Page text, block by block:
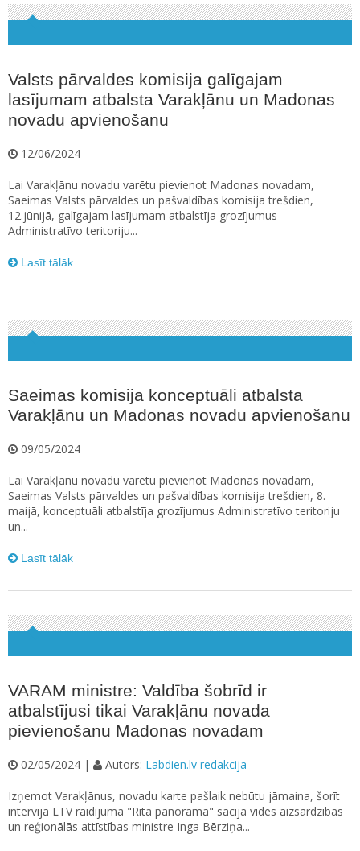
Valsts pārvaldes komisija galīgajam
lasījumam atbalsta Varakļānu un Madonas
novadu apvienošanu
12/06/2024
Lai Varakļānu novadu varētu pievienot Madonas novadam,
Saeimas Valsts pārvaldes un pašvaldības komisija trešdien,
12.jūnijā, galīgajam lasījumam atbalstīja grozījumus
Administratīvo teritoriju...
Lasīt tālāk
Saeimas komisija konceptuāli atbalsta
Varakļānu un Madonas novadu apvienošanu
09/05/2024
Lai Varakļānu novadu varētu pievienot Madonas novadam,
Saeimas Valsts pārvaldes un pašvaldības komisija trešdien, 8.
maijā, konceptuāli atbalstīja grozījumus Administratīvo teritoriju
un...
Lasīt tālāk
VARAM ministre: Valdība šobrīd ir
atbalstījusi tikai Varakļānu novada
pievienošanu Madonas novadam
02/05/2024 | Autors: Labdien.lv redakcija
Izņemot Varakļānus, novadu karte pašlaik nebūtu jāmaina, šorīt
intervijā LTV raidījumā "Rīta panorāma" sacīja vides aizsardzības
un reģionālās attīstības ministre Inga Bērziņa...